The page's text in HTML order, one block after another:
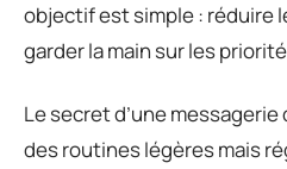
objectif est simple : réduire
garder la main sur les
Le secret d’une
des routines légères mais